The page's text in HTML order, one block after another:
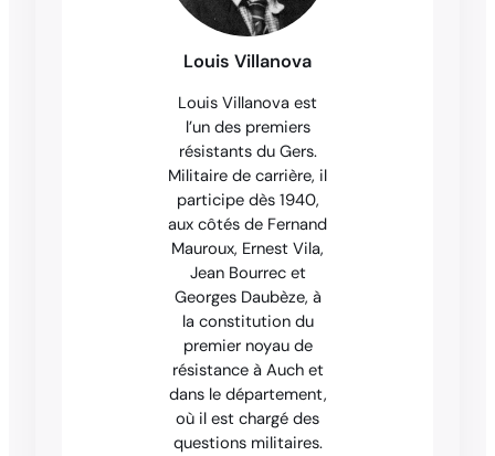
Louis Villanova
Louis Villanova est
l’un des premiers
résistants du Gers.
Militaire de carrière, il
participe dès 1940,
aux côtés de Fernand
Mauroux, Ernest Vila,
Jean Bourrec et
Georges Daubèze, à
la constitution du
premier noyau de
résistance à Auch et
dans le département,
où il est chargé des
questions militaires.